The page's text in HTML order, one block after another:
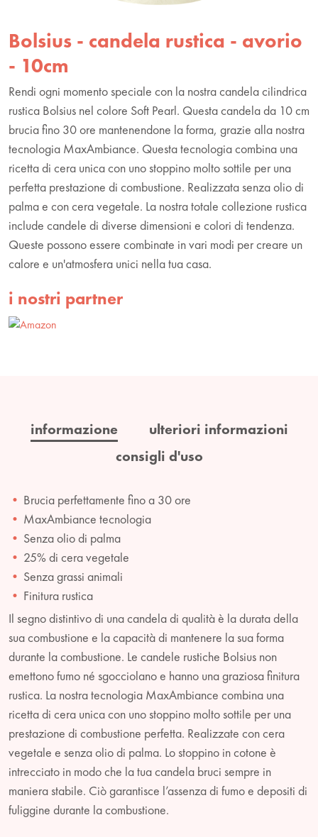
Bolsius - candela rustica - avorio
- 10cm
Rendi ogni momento speciale con la nostra candela cilindrica
rustica Bolsius nel colore Soft Pearl. Questa candela da 10 cm
brucia fino 30 ore mantenendone la forma, grazie alla nostra
tecnologia MaxAmbiance. Questa tecnologia combina una
ricetta di cera unica con uno stoppino molto sottile per una
perfetta prestazione di combustione. Realizzata senza olio di
palma e con cera vegetale. La nostra totale collezione rustica
include candele di diverse dimensioni e colori di tendenza.
Queste possono essere combinate in vari modi per creare un
calore e un'atmosfera unici nella tua casa.
i nostri partner
informazione
ulteriori informazioni
consigli d'uso
Brucia perfettamente fino a 30 ore
MaxAmbiance tecnologia
Senza olio di palma
25% di cera vegetale
Senza grassi animali
Finitura rustica
Il segno distintivo di una candela di qualità è la durata della
sua combustione e la capacità di mantenere la sua forma
durante la combustione. Le candele rustiche Bolsius non
emettono fumo né sgocciolano e hanno una graziosa finitura
rustica. La nostra tecnologia MaxAmbiance combina una
ricetta di cera unica con uno stoppino molto sottile per una
prestazione di combustione perfetta. Realizzate con cera
vegetale e senza olio di palma. Lo stoppino in cotone è
intrecciato in modo che la tua candela bruci sempre in
maniera stabile. Ciò garantisce l’assenza di fumo e depositi di
fuliggine durante la combustione.